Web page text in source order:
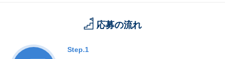
応募の流れ
Step.1